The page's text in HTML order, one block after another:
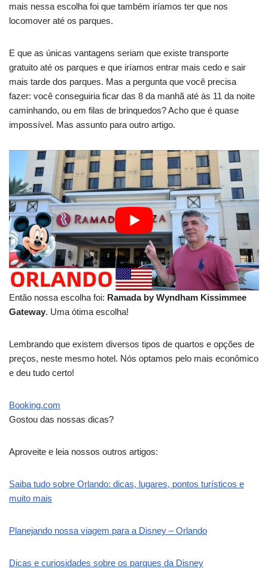
mais nessa escolha foi que também iríamos ter que nos
locomover até os parques.
E que as únicas vantagens seriam que existe transporte
gratuito até os parques e que iríamos entrar mais cedo e sair
mais tarde dos parques. Mas a pergunta que você precisa
fazer: você conseguiria ficar das 8 da manhã até às 11 da noite
caminhando, ou em filas de brinquedos? Acho que é quase
impossível. Mas assunto para outro artigo.
Então nossa escolha foi: Ramada by Wyndham Kissimmee
Gateway. Uma ótima escolha!
Lembrando que existem diversos tipos de quartos e opções de
preços, neste mesmo hotel. Nós optamos pelo mais econômico
e deu tudo certo!
Booking.com
Gostou das nossas dicas?
Aproveite e leia nossos outros artigos:
Saiba tudo sobre Orlando: dicas, lugares, pontos turísticos e
muito mais
Planejando nossa viagem para a Disney – Orlando
Dicas e curiosidades sobre os parques da Disney